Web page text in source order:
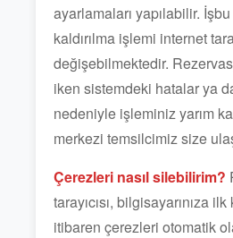
ayarlamaları yapılabilir.
kaldırılma işlemi internet
değişebilmektedir.
iken sistemdeki hatalar ya
nedeniyle işleminiz yarım
merkezi temsilcimiz size
Çerezleri nasıl silebilirim?
tarayıcısı, bilgisayarınıza
itibaren çerezleri otomatik